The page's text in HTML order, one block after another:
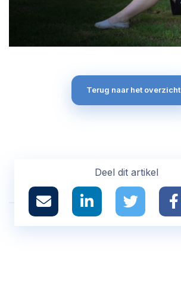
Terug naar het overzicht
Deel dit artikel